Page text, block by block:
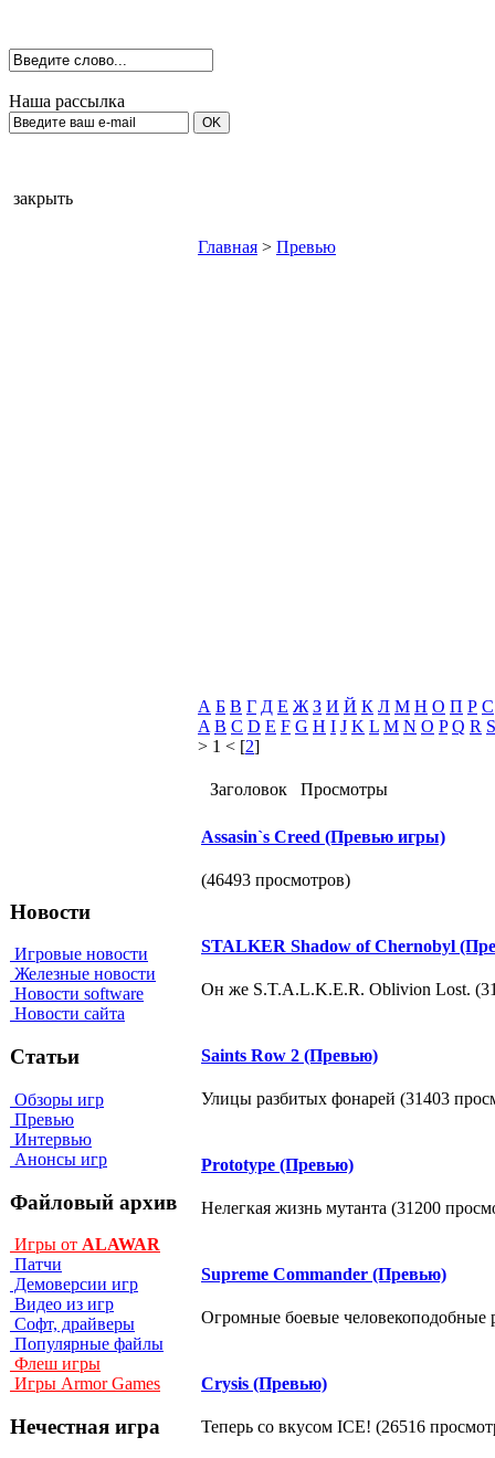
Наша рассылка
закрыть
Новости
Игровые новости
Железные новости
Новости software
Новости сайта
Статьи
Обзоры игр
Превью
Интервью
Анонсы игр
Файловый архив
Игры от ALAWAR
Патчи
Демоверсии игр
Видео из игр
Софт, драйверы
Популярные файлы
Флеш игры
Игры Armor Games
Нечестная игра
Главная > Превью
А Б В Г Д Е Ж З И Й К Л М Н О П Р С
A B C D E F G H I J K L M N O P Q R S
> 1 < [2]
Заголовок Просмотры
Assasin`s Creed (Превью игры)
(46493 просмотров)
STALKER Shadow of Chernobyl
Он же S.T.A.L.K.E.R. Oblivion Lost.
Saints Row 2 (Превью)
Улицы разбитых фонарей (31403
Prototype (Превью)
Нелегкая жизнь мутанта (31200
Supreme Commander (Превью)
Огромные боевые человекоподобные
Crysis (Превью)
Теперь со вкусом ICE! (26516